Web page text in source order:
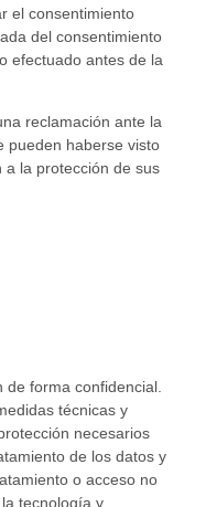
el consentimiento
del consentimiento
efectuado antes de la
reclamación ante la
pueden haberse visto
a la protección de sus
forma confidencial.
técnicas y
necesarios
de los datos y
o acceso no
tecnología y